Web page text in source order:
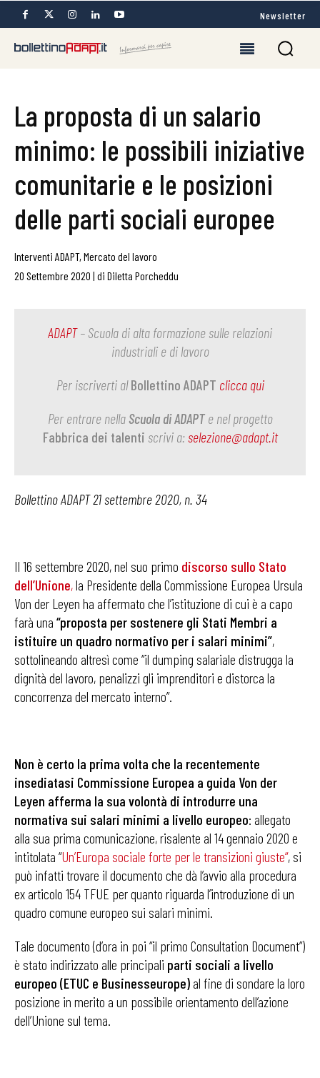
Newsletter
La proposta di un salario
minimo: le possibili iniziative
comunitarie e le posizioni
delle parti sociali europee
Interventi ADAPT, Mercato del lavoro
20 Settembre 2020 | di Diletta Porcheddu
ADAPT– Scuola di alta formazione sulle relazioni
industriali e di lavoro
Per iscriverti alBollettino ADAPT clicca qui
Per entrare nella Scuola di ADAPTe nel progetto
Fabbrica dei talenti scrivi a:selezione@adapt.it
Bollettino ADAPT 21 settembre 2020, n. 34
Il 16 settembre 2020, nel suo primo discorso sullo Stato
dell’Unione,la Presidente della Commissione Europea Ursula
Von der Leyen ha affermato che l’istituzione di cui è a capo
farà una “proposta per sostenere gli Stati Membri a
istituire un quadro normativo per i salari minimi”,
sottolineando altresì come “il dumping salariale distrugga la
dignità del lavoro, penalizzi gli imprenditori e distorca la
concorrenza del mercato interno”.
Non è certo la prima volta che la recentemente
insediatasi Commissione Europea a guida Von der
Leyen afferma la sua volontà di introdurre una
normativa sui salari minimi a livello europeo: allegato
alla sua prima comunicazione, risalente al 14 gennaio 2020 e
intitolata “Un’Europa sociale forte per le transizioni giuste“, si
può infatti trovare il documento che dà l’avvio alla procedura
ex articolo 154 TFUE per quanto riguarda l’introduzione di un
quadro comune europeo sui salari minimi.
Tale documento (d’ora in poi “il primo Consultation Document”)
è stato indirizzato alle principali parti sociali a livello
europeo (ETUC e Businesseurope) al fine di sondare la loro
posizione in merito a un possibile orientamento dell’azione
dell’Unione sul tema.